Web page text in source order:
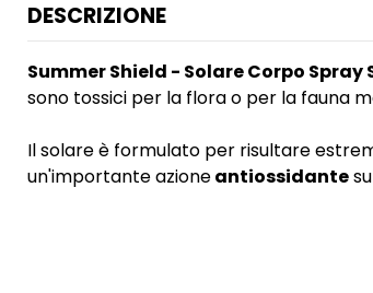
DESCRIZIONE
Summer Shield - Solare Corpo Spray
sono tossici per la flora o per la fauna
Il solare è formulato per risultare
un'importante azioneantiossidante